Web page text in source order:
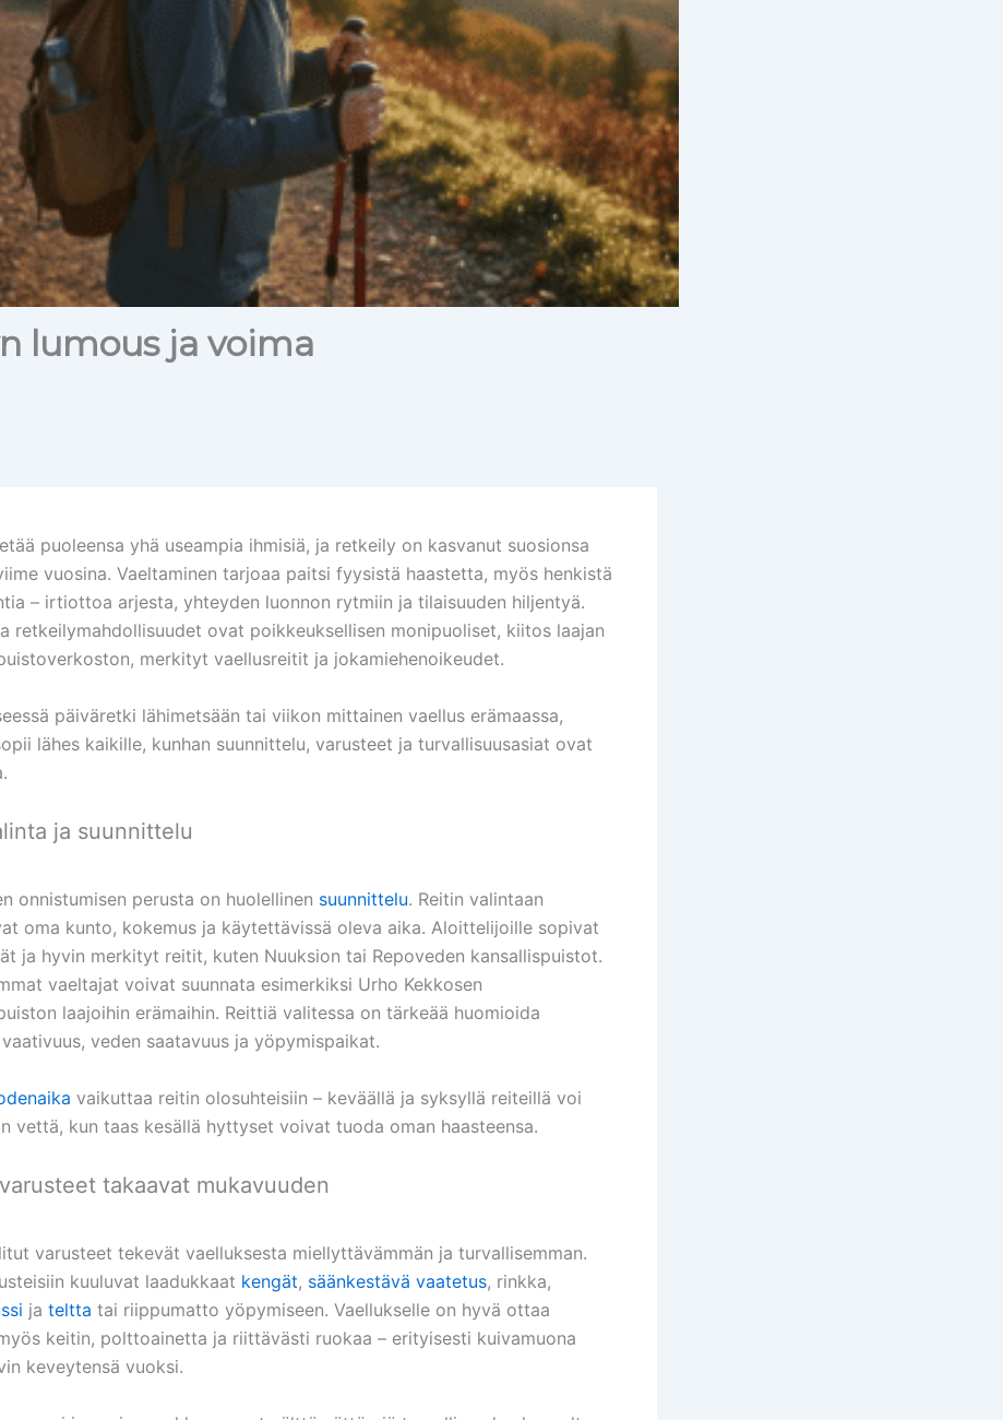
lumous ja voima
puoleensa yhä useampia ihmisiä, ja retkeily on kasvanut suosionsa
vuosina. Vaeltaminen tarjoaa paitsi fyysistä haastetta, myös henkistä
– irtiottoa arjesta, yhteyden luonnon rytmiin ja tilaisuuden hiljentyä.
retkeilymahdollisuudet ovat poikkeuksellisen monipuoliset, kiitos laajan
merkityt vaellusreitit ja jokamiehenoikeudet.
päiväretki lähimetsään tai viikon mittainen vaellus erämaassa,
lähes kaikille, kunhan suunnittelu, varusteet ja turvallisuusasiat ovat
ja suunnittelu
onnistumisen perusta on huolellinen suunnittelu. Reitin valintaan
oma kunto, kokemus ja käytettävissä oleva aika. Aloittelijoille sopivat
ja hyvin merkityt reitit, kuten Nuuksion tai Repoveden kansallispuistot.
vaeltajat voivat suunnata esimerkiksi Urho Kekkosen
laajoihin erämaihin. Reittiä valitessa on tärkeää huomioida
veden saatavuus ja yöpymispaikat.
vaikuttaa reitin olosuhteisiin – keväällä ja syksyllä reiteillä voi
vettä, kun taas kesällä hyttyset voivat tuoda oman haasteensa.
takaavat mukavuuden
varusteet tekevät vaelluksesta miellyttävämmän ja turvallisemman.
kuuluvat laadukkaat kengät, säänkestävä vaatetus, rinkka,
ja teltta tai riippumatto yöpymiseen. Vaellukselle on hyvä ottaa
keitin, polttoainetta ja riittävästi ruokaa – erityisesti kuivamuona
keveytensä vuoksi.